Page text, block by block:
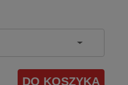
DO KOSZYKA